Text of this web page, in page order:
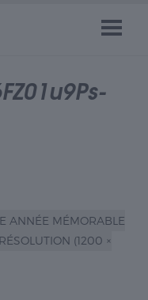
ANNÉE MÉMORABLE
(1200 ×